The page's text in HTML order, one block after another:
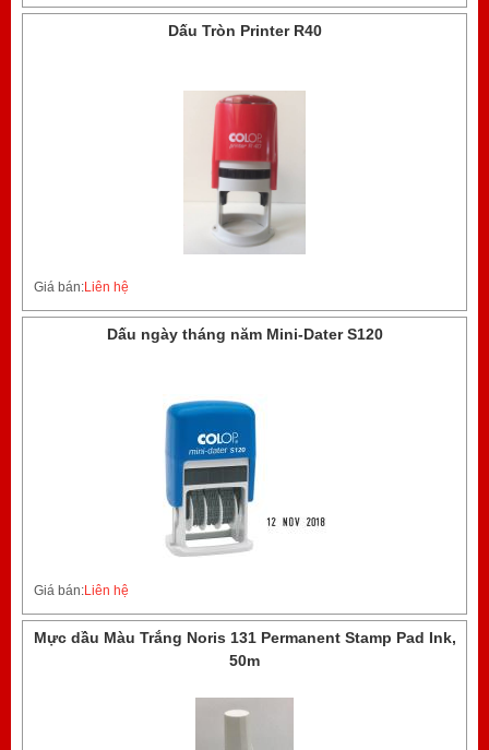
Dấu Tròn Printer R40
Giá bán:Liên hệ
Dấu ngày tháng năm Mini-Dater S120
Giá bán:Liên hệ
Mực dầu Màu Trắng Noris 131 Permanent Stamp Pad Ink,
50m